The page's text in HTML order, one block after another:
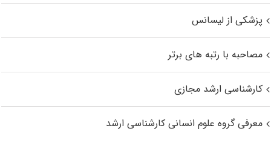
پزشکی از لیسانس
مصاحبه با رتبه های برتر
کارشناسی ارشد مجازی
معرفی گروه علوم انسانی کارشناسی ارشد